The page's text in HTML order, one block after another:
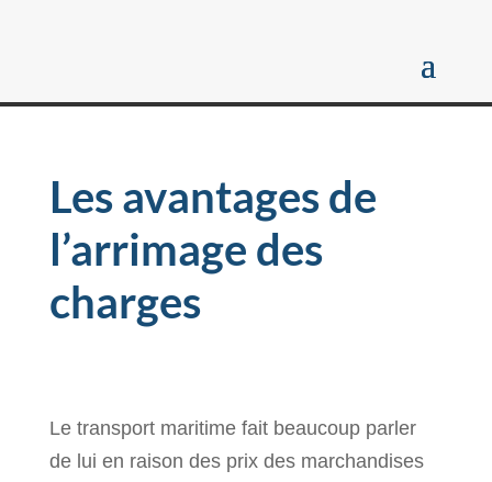
Les avantages de
l’arrimage des
charges
Le transport maritime fait beaucoup parler
de lui en raison des prix des marchandises